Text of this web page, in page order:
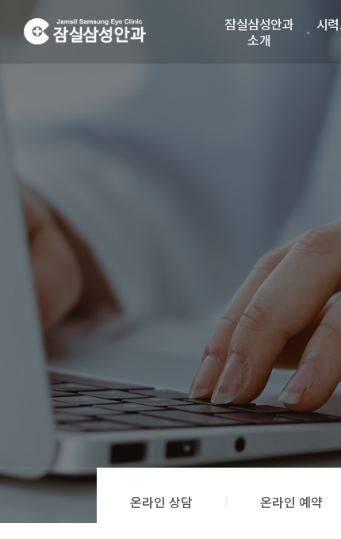
잠실삼성안과
소개
시
온라인 상담 온라인 예약